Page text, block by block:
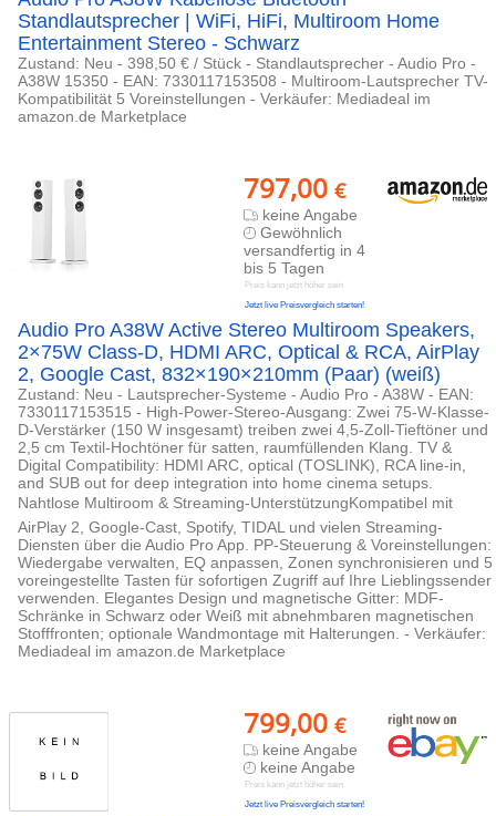
Standlautsprecher | WiFi, HiFi, Multiroom Home
Entertainment Stereo - Schwarz
Zustand: Neu - 398,50 € / Stück - Standlautsprecher - Audio Pro -
A38W 15350 - EAN: 7330117153508 - Multiroom-Lautsprecher TV-
Kompatibilität 5 Voreinstellungen - Verkäufer: Mediadeal im
amazon.de Marketplace
797,00 €
keine Angabe
Gewöhnlich
versandfertig in 4
bis 5 Tagen
Preis kann jetzt höher sein
Jetzt live Preisvergleich starten!
Audio Pro A38W Active Stereo Multiroom Speakers,
2×75W Class-D, HDMI ARC, Optical & RCA, AirPlay
2, Google Cast, 832×190×210mm (Paar) (weiß)
Zustand: Neu - Lautsprecher-Systeme - Audio Pro - A38W - EAN:
7330117153515 - High-Power-Stereo-Ausgang: Zwei 75-W-Klasse-
D-Verstärker (150 W insgesamt) treiben zwei 4,5-Zoll-Tieftöner und
2,5 cm Textil-Hochtöner für satten, raumfüllenden Klang. TV &
Digital Compatibility: HDMI ARC, optical (TOSLINK), RCA line-in,
and SUB out for deep integration into home cinema setups.
Nahtlose Multiroom & Streaming-UnterstützungKompatibel mit
AirPlay 2, Google-Cast, Spotify, TIDAL und vielen Streaming-
Diensten über die Audio Pro App. PP-Steuerung & Voreinstellungen:
Wiedergabe verwalten, EQ anpassen, Zonen synchronisieren und 5
voreingestellte Tasten für sofortigen Zugriff auf Ihre Lieblingssender
verwenden. Elegantes Design und magnetische Gitter: MDF-
Schränke in Schwarz oder Weiß mit abnehmbaren magnetischen
Stofffronten; optionale Wandmontage mit Halterungen. - Verkäufer:
Mediadeal im amazon.de Marketplace
799,00 €
keine Angabe
keine Angabe
Preis kann jetzt höher sein
Jetzt live Preisvergleich starten!